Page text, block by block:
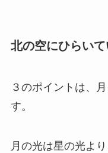
北の空にひらいて
３のポイントは、
す。
月の光は星の光よ